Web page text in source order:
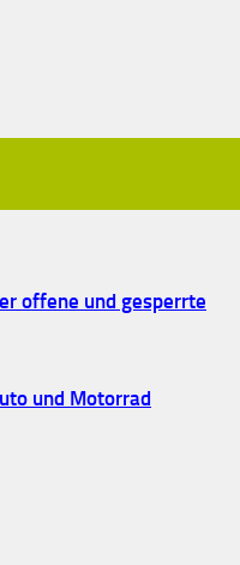
offene und gesperrte
und Motorrad